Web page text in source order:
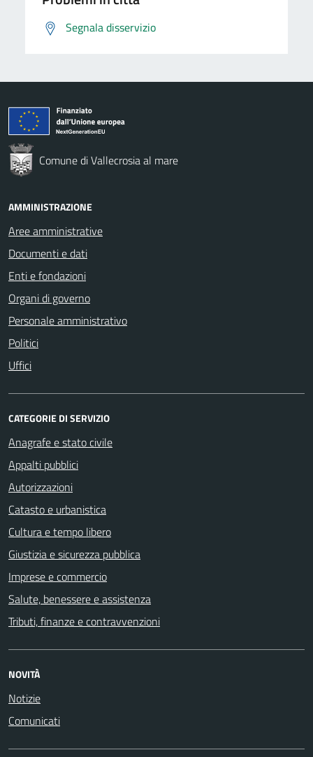
Segnala disservizio
Comune di Vallecrosia al mare
AMMINISTRAZIONE
Aree amministrative
Documenti e dati
Enti e fondazioni
Organi di governo
Personale amministrativo
Politici
Uffici
CATEGORIE DI SERVIZIO
Anagrafe e stato civile
Appalti pubblici
Autorizzazioni
Catasto e urbanistica
Cultura e tempo libero
Giustizia e sicurezza pubblica
Imprese e commercio
Salute, benessere e assistenza
Tributi, finanze e contravvenzioni
NOVITÀ
Notizie
Comunicati